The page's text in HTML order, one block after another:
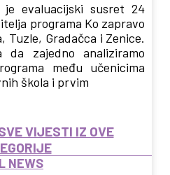
evaluacijski susret 24
programa Ko zapravo
Tuzle, Gradačca i Zenice.
zajedno analiziramo
među učenicima
škola i prvim
VIJESTI IZ OVE
NEWS